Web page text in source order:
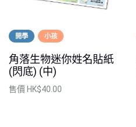
開學 小孩
角落生物迷你姓名貼紙
(閃底) (中)
售價 HK$40.00